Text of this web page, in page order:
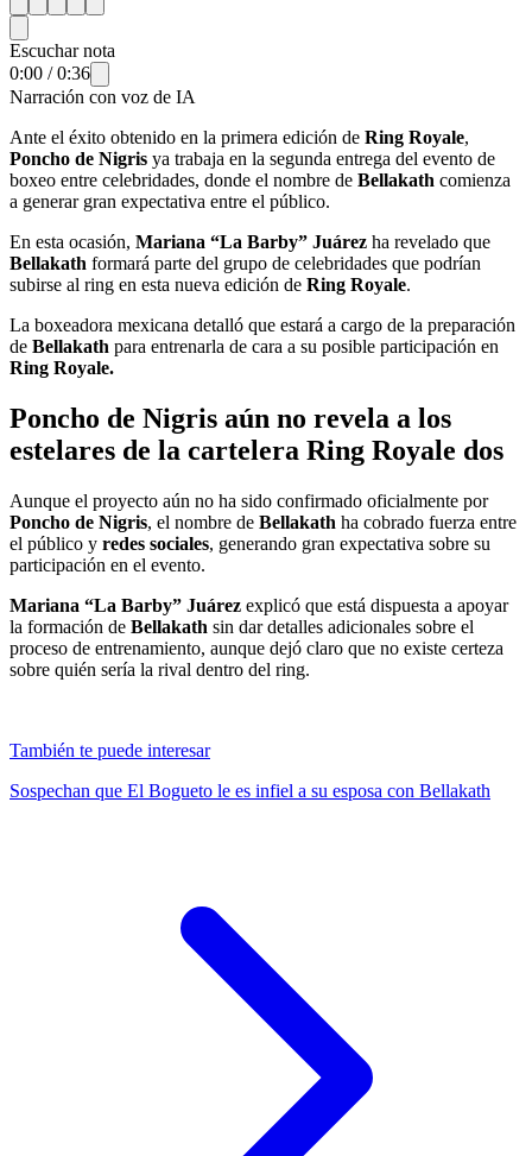
Escuchar nota
0:00 /0:36
Narración con voz de IA
Ante el éxito obtenido en la primera edición de Ring Royale,
Poncho de Nigris ya trabaja en la segunda entrega del evento de
boxeo entre celebridades, donde el nombre de Bellakath comienza
a generar gran expectativa entre el público.
En esta ocasión, Mariana “La Barby” Juárez ha revelado que
Bellakath formará parte del grupo de celebridades que podrían
subirse al ring en esta nueva edición de Ring Royale.
La boxeadora mexicana detalló que estará a cargo de la preparación
de Bellakath para entrenarla de cara a su posible participación en
Ring Royale.
Poncho de Nigris aún no revela a los
estelares de la cartelera Ring Royale dos
Aunque el proyecto aún no ha sido confirmado oficialmente por
Poncho de Nigris, el nombre de Bellakath ha cobrado fuerza entre
el público y redes sociales, generando gran expectativa sobre su
participación en el evento.
Mariana “La Barby” Juárez explicó que está dispuesta a apoyar
la formación de Bellakath sin dar detalles adicionales sobre el
proceso de entrenamiento, aunque dejó claro que no existe certeza
sobre quién sería la rival dentro del ring.
También te puede interesar
Sospechan que El Bogueto le es infiel a su esposa con Bellakath